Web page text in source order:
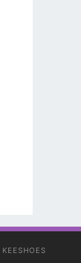
KEESHOES